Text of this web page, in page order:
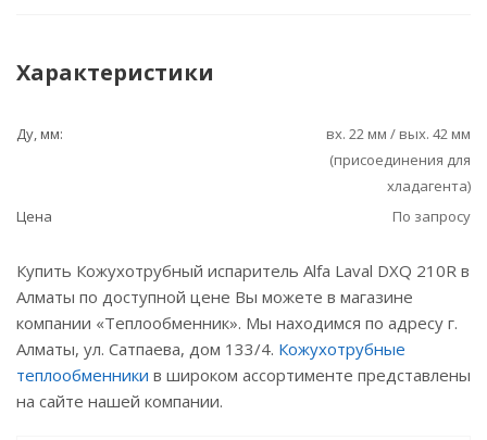
Характеристики
Ду, мм:
вх. 22 мм / вых. 42 мм
(присоединения для
хладагента)
Цена
По запросу
Купить Кожухотрубный испаритель Alfa Laval DXQ 210R в
Алматы по доступной цене Вы можете в магазине
компании «Теплообменник». Мы находимся по адресу г.
Алматы, ул. Сатпаева, дом 133/4. Кожухотрубные
теплообменники в широком ассортименте представлены
на сайте нашей компании.